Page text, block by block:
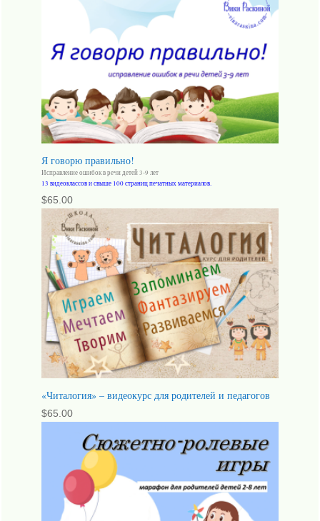
Я говорю правильно!
Исправление ошибок в речи детей 3-9 лет
13 видеоклассов и свыше 100 страниц печатных материалов.
$65.00
«Читалогия» – видеокурс для родителей и педагогов
$65.00